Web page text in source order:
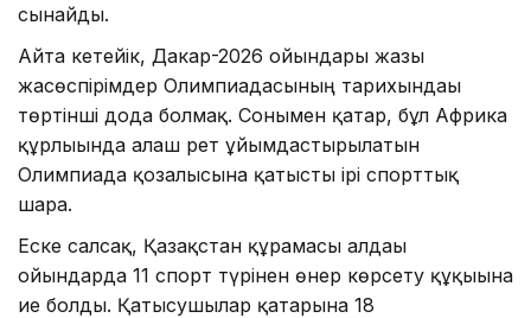
сынайды.
Айта кетейік, Дакар-2026 ойындары жазғы
жасөспірімдер Олимпиадасының тарихындағы
төртінші дода болмақ. Сонымен қатар, бұл Африка
құрлығында алғаш рет ұйымдастырылатын
Олимпиада қозғалысына қатысты ірі спорттық
шара.
Еске салсақ, Қазақстан құрамасы алдағы
ойындарда 11 спорт түрінен өнер көрсету құқығына
ие болды. Қатысушылар қатарына 18